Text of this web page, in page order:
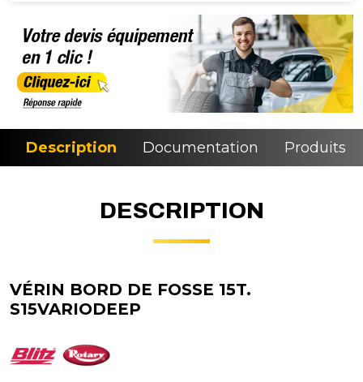
Description Documentation Produits
DESCRIPTION
VÉRIN BORD DE FOSSE 15T.
S15VARIODEEP